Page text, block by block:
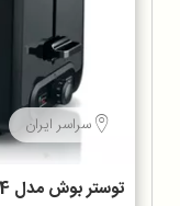
سراسر ایران
توستر بوش مدل TAT4P424